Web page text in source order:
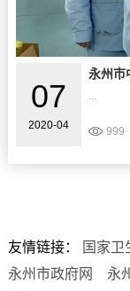
07
2020-04 999
友情链接： 国家卫
永州市政府网
永